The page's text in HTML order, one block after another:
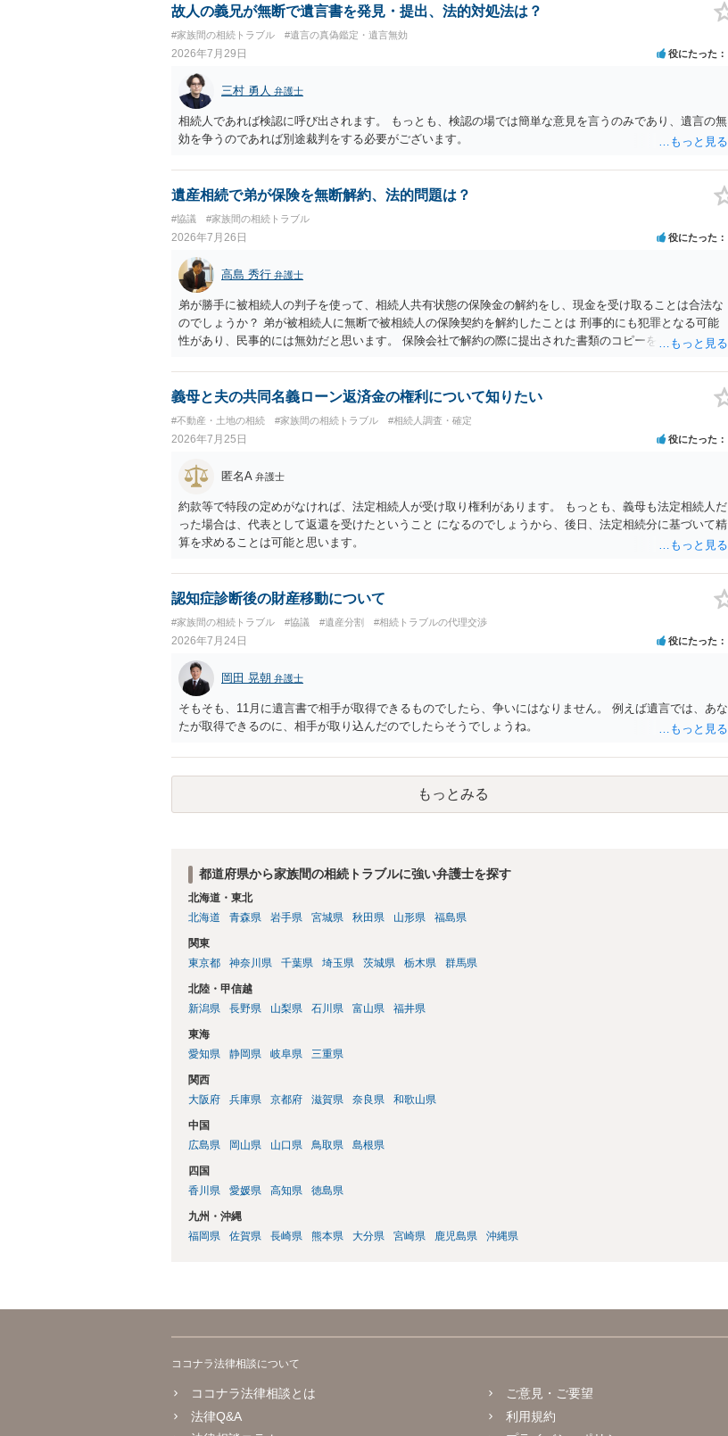
益が誰にあったかの立証が困難であること からすると、実際に遺産分割協議の効力が否定される可能性は
故人の義兄が無断で遺言書を発見・提出、法的対処法は？
#家族間の相続トラブル #遺言の真偽鑑定・遺言無効
2026年7月29日 役にたった
三村 勇人 弁護士
相続人であれば検認に呼び出されます。 もっとも、検認の場では簡単な意見を言うのみであり、遺言の無
効を争うのであれば別途裁判をする必要がございます。
遺産相続で弟が保険を無断解約、法的問題は？
#協議 #家族間の相続トラブル
2026年7月26日 役にたった
高島 秀行 弁護士
弟が勝手に被相続人の判子を使って、相続人共有状態の保険金の解約をし、現金を受け取ることは合法な
のでしょうか？ 弟が被相続人に無断で被相続人の保険契約を解約したことは 刑事的にも犯罪となる可能
性があり、民事的には無効だと思います。 保険会社で解約の際に提出された書類のコピーを取得して、弁
義母と夫の共同名義ローン返済金の権利について知りたい
#不動産・土地の相続 #家族間の相続トラブル #相続人調査・確定
2026年7月25日 役にたった
匿名A 弁護士
約款等で特段の定めがなければ、法定相続人が受け取り権利があります。 もっとも、義母も法定相続人だ
った場合は、代表として返還を受けたということ になるのでしょうから、後日、法定相続分に基づいて精
算を求めることは可能と思います。
認知症診断後の財産移動について
#家族間の相続トラブル #協議 #遺産分割 #相続トラブルの代理交渉
2026年7月24日 役にたった
岡田 晃朝 弁護士
そもそも、11月に遺言書で相手が取得できるものでしたら、争いにはなりません。 例えば遺言では、あな
たが取得できるのに、相手が取り込んだのでしたらそうでしょうね。
もっとみる
都道府県から家族間の相続トラブルに強い弁護士を探す
北海道・東北
北海道
青森県 岩手県 宮城県 秋田県 山形県 福島県
関東
東京都
神奈川県 千葉県 埼玉県 茨城県 栃木県 群馬県
北陸・甲信越
新潟県
長野県 山梨県 石川県 富山県 福井県
東海
愛知県
静岡県 岐阜県 三重県
関西
大阪府
兵庫県 京都府 滋賀県 奈良県 和歌山県
中国
広島県
岡山県 山口県 鳥取県 島根県
四国
香川県
愛媛県 高知県 徳島県
九州・沖縄
福岡県
佐賀県 長崎県 熊本県 大分県 宮崎県 鹿児島県 沖縄県
ココナラ法律相談について
ココナラ法律相談とは
法律Q&A
ご意見・ご要望
利用規約